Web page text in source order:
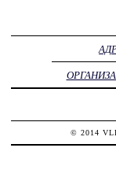
© 2014